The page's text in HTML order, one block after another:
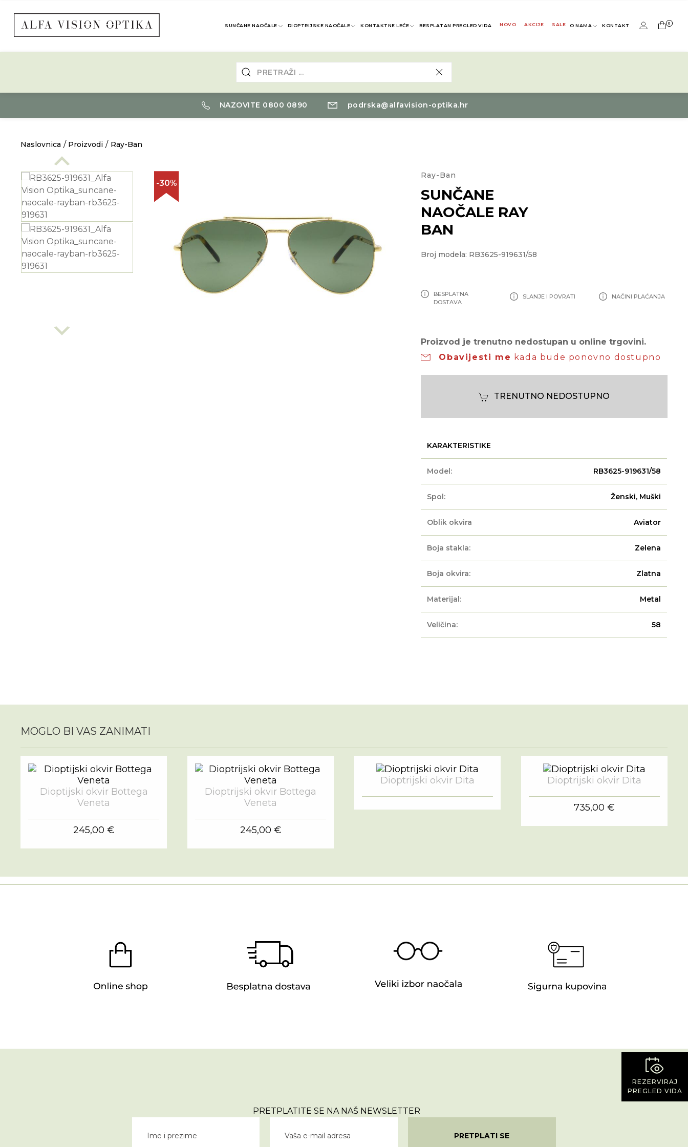
SUNČANE NAOČALE DIOPTRIJSKE NAOČALE KONTAKTNE LEĆE BESPLATAN PREGLED VIDA NOVO AKCIJE SALE O NAMA KONTAKT 0
NAZOVITE 0800 0890 podrska@alfavision-optika.hr
REZERVIRAJ
PREGLED VIDA
Naslovnica Proizvodi Ray-Ban
-30%
Ray-Ban
SUNČANE
NAOČALE RAY
BAN
Broj modela: RB3625-919631/58
BESPLATNA
DOSTAVA
SLANJE I POVRATI NAČINI PLAĆANJA
Proizvod je trenutno nedostupan u online trgovini.
Obavijesti me kada bude ponovno dostupno
TRENUTNO NEDOSTUPNO
KARAKTERISTIKE
Model: RB3625-919631/58
Spol: Ženski, Muški
Oblik okvira Aviator
Boja stakla: Zelena
Boja okvira: Zlatna
Materijal: Metal
Veličina: 58
MOGLO BI VAS ZANIMATI
Dioptijski okvir Bottega
Veneta
245,00 €
Dioptrijski okvir Bottega
Veneta
245,00 €
Dioptrijski okvir Dita Dioptrijski okvir Dita
735,00 €
PRETPLATITE SE NA NAŠ NEWSLETTER
PRETPLATI SE